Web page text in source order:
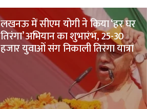
लखनऊ में सीएम योगी ने किया ‘हर घर
तिरंगा’ अभियान का शुभारंभ, 25-30
हजार युवाओं संग निकाली तिरंगा यात्रा